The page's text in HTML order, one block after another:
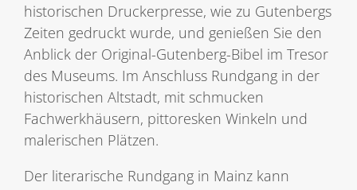
historischen Druckerpresse, wie zu Gutenbergs
Zeiten gedruckt wurde, und genießen Sie den
Anblick der Original-Gutenberg-Bibel im Tresor
des Museums. Im Anschluss Rundgang in der
historischen Altstadt, mit schmucken
Fachwerkhäusern, pittoresken Winkeln und
malerischen Plätzen.
Der literarische Rundgang in Mainz kann